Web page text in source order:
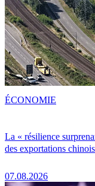
La « résilience
des exportations
07.08.2026
ÉCONOMIE